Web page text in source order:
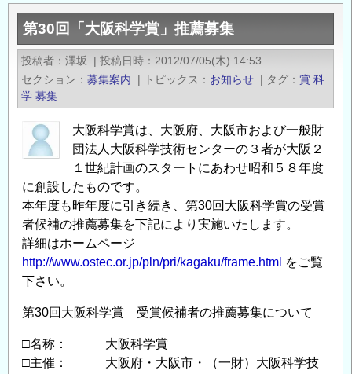
回
（平
成
年
度）
「大
阪
学
賞」
推
薦
募
集
の
第30回「大阪科学賞」推薦募集
投稿者 澤坂 | 投稿日時
2012/07/05(木) 14:53
セクション
募集案内 | トピックス お知らせ | タグ 賞 科
学 募集
大阪科学賞は、大阪府、大阪市および一般財
団法人大阪科学技術センターの３者が大阪２
１世紀計画のスタートにあわせ昭和５８年度
に創設したものです。
本年度も昨年度に引き続き、第30回大阪科学賞の受賞
者候補の推薦募集を下記により実施いたします。
詳細はホームページ
http://www.ostec.or.jp/pln/pri/kagaku/frame.html をご覧
下さい。
第30回大阪科学賞 受賞候補者の推薦募集について
□名称： 大阪科学賞
□主催： 大阪府・大阪市・（一財）大阪科学技